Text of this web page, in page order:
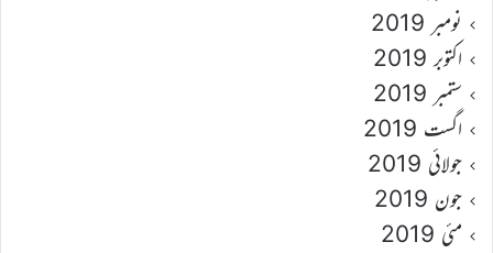
نومبر 2019
اکتوبر 2019
ستمبر 2019
اگست 2019
جولائی 2019
جون 2019
مئی 2019